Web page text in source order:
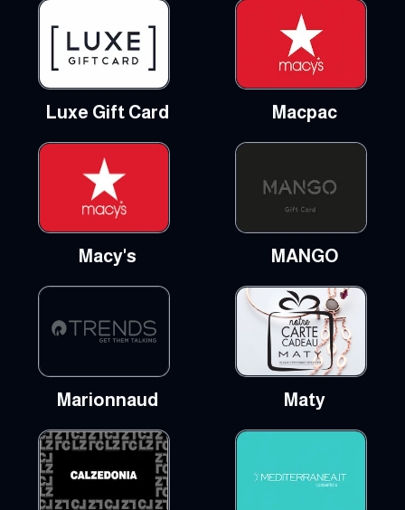
Luxe Gift Card Macpac
Macy's MANGO
Marionnaud Maty